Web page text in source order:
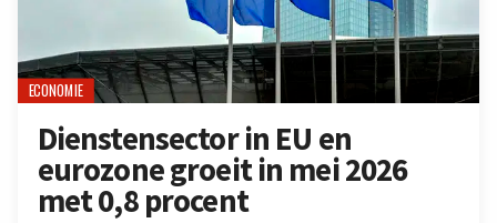
ECONOMIE
Dienstensector in EU en
eurozone groeit in mei 2026
met 0,8 procent